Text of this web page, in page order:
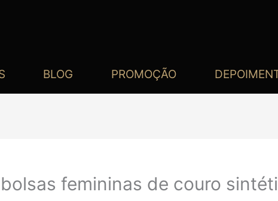
BLOG PROMOÇÃO
femininas de couro